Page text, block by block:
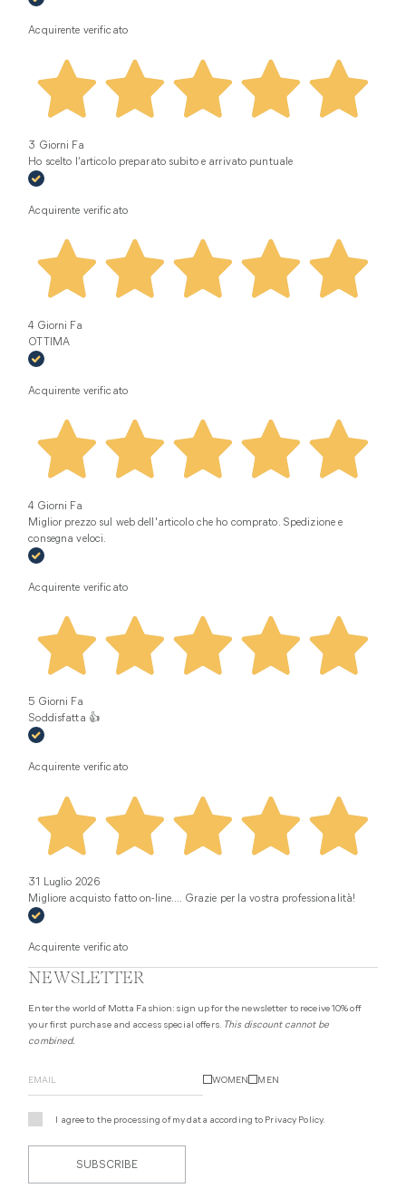
Acquirente verificato
3 Giorni Fa
Ho scelto l’articolo preparato subito e arrivato puntuale
Acquirente verificato
4 Giorni Fa
OTTIMA
Acquirente verificato
4 Giorni Fa
Miglior prezzo sul web dell'articolo che ho comprato. Spedizione e
consegna veloci.
Acquirente verificato
5 Giorni Fa
Soddisfatta 👍
Acquirente verificato
31 Luglio 2026
Migliore acquisto fatto on-line.... Grazie per la vostra professionalità!
Acquirente verificato
NEWSLETTER
Enter the world of Motta Fashion: sign up for the newsletter to receive 10% off
your first purchase and access special offers. This discount cannot be
combined.
WOMEN MEN
I agree to the processing of my data according to Privacy Policy.
SUBSCRIBE